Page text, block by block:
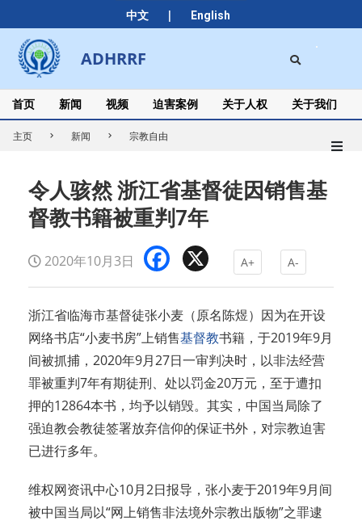
中文 | English
to
content
ADHRRF
Secondary
Navigation
Menu
首页 新闻 视频 迫害案例 关于人权 关于我们
主页 新闻 宗教自由
令人骇然 浙江省基督徒因销售基
督教书籍被重判7年
2020年10月3日 Facebook A+ A-
浙江省临海市基督徒张小麦（原名陈煜）因为在开设
网络书店“小麦书房”上销售基督教书籍，于2019年9月
间被抓捕，2020年9月27日一审判决时，以非法经营
罪被重判7年有期徒刑、处以罚金20万元，至于遭扣
押的12864本书，均予以销毁。其实，中国当局除了
强迫教会教徒签署放弃信仰的保证书外，对宗教迫害
已进行多年。
维权网资讯中心10月2日报导，张小麦于2019年9月间
被中国当局以“网上销售非法境外宗教出版物”之罪逮